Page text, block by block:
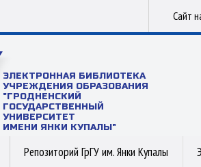
Сайт
ЭЛЕКТРОННАЯ БИБЛИОТЕКА
УЧРЕЖДЕНИЯ ОБРАЗОВАНИЯ
"ГРОДНЕНСКИЙ
ГОСУДАРСТВЕННЫЙ
УНИВЕРСИТЕТ
ИМЕНИ ЯНКИ КУПАЛЫ"
Репозиторий ГрГУ им. Янки Купалы